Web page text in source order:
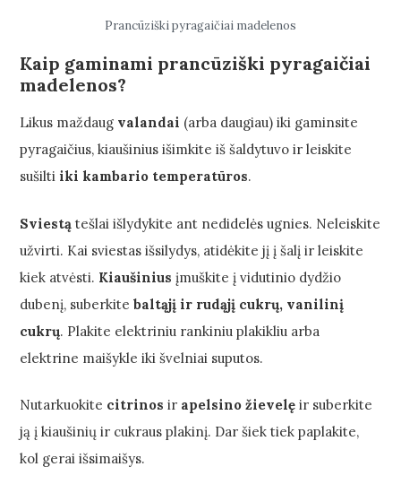
Prancūziški pyragaičiai madelenos
Kaip gaminami prancūziški pyragaičiai
madelenos?
Likus maždaug valandai (arba daugiau) iki gaminsite
pyragaičius, kiaušinius išimkite iš šaldytuvo ir leiskite
sušilti iki kambario temperatūros.
Sviestą tešlai išlydykite ant nedidelės ugnies. Neleiskite
užvirti. Kai sviestas išsilydys, atidėkite jį į šalį ir leiskite
kiek atvėsti. Kiaušinius įmuškite į vidutinio dydžio
dubenį, suberkitebaltąjį ir rudąjį cukrų, vanilinį
cukrų. Plakite elektriniu rankiniu plakikliu arba
elektrine maišykle iki švelniai suputos.
Nutarkuokite citrinos ir apelsino žievelę ir suberkite
ją į kiaušinių ir cukraus plakinį. Dar šiek tiek paplakite,
kol gerai išsimaišys.